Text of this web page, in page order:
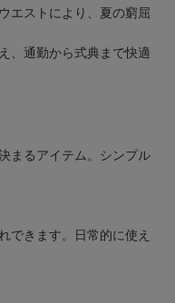
エストにより、夏の窮屈
、通勤から式典まで快適
まるアイテム。シンプル
できます。日常的に使え